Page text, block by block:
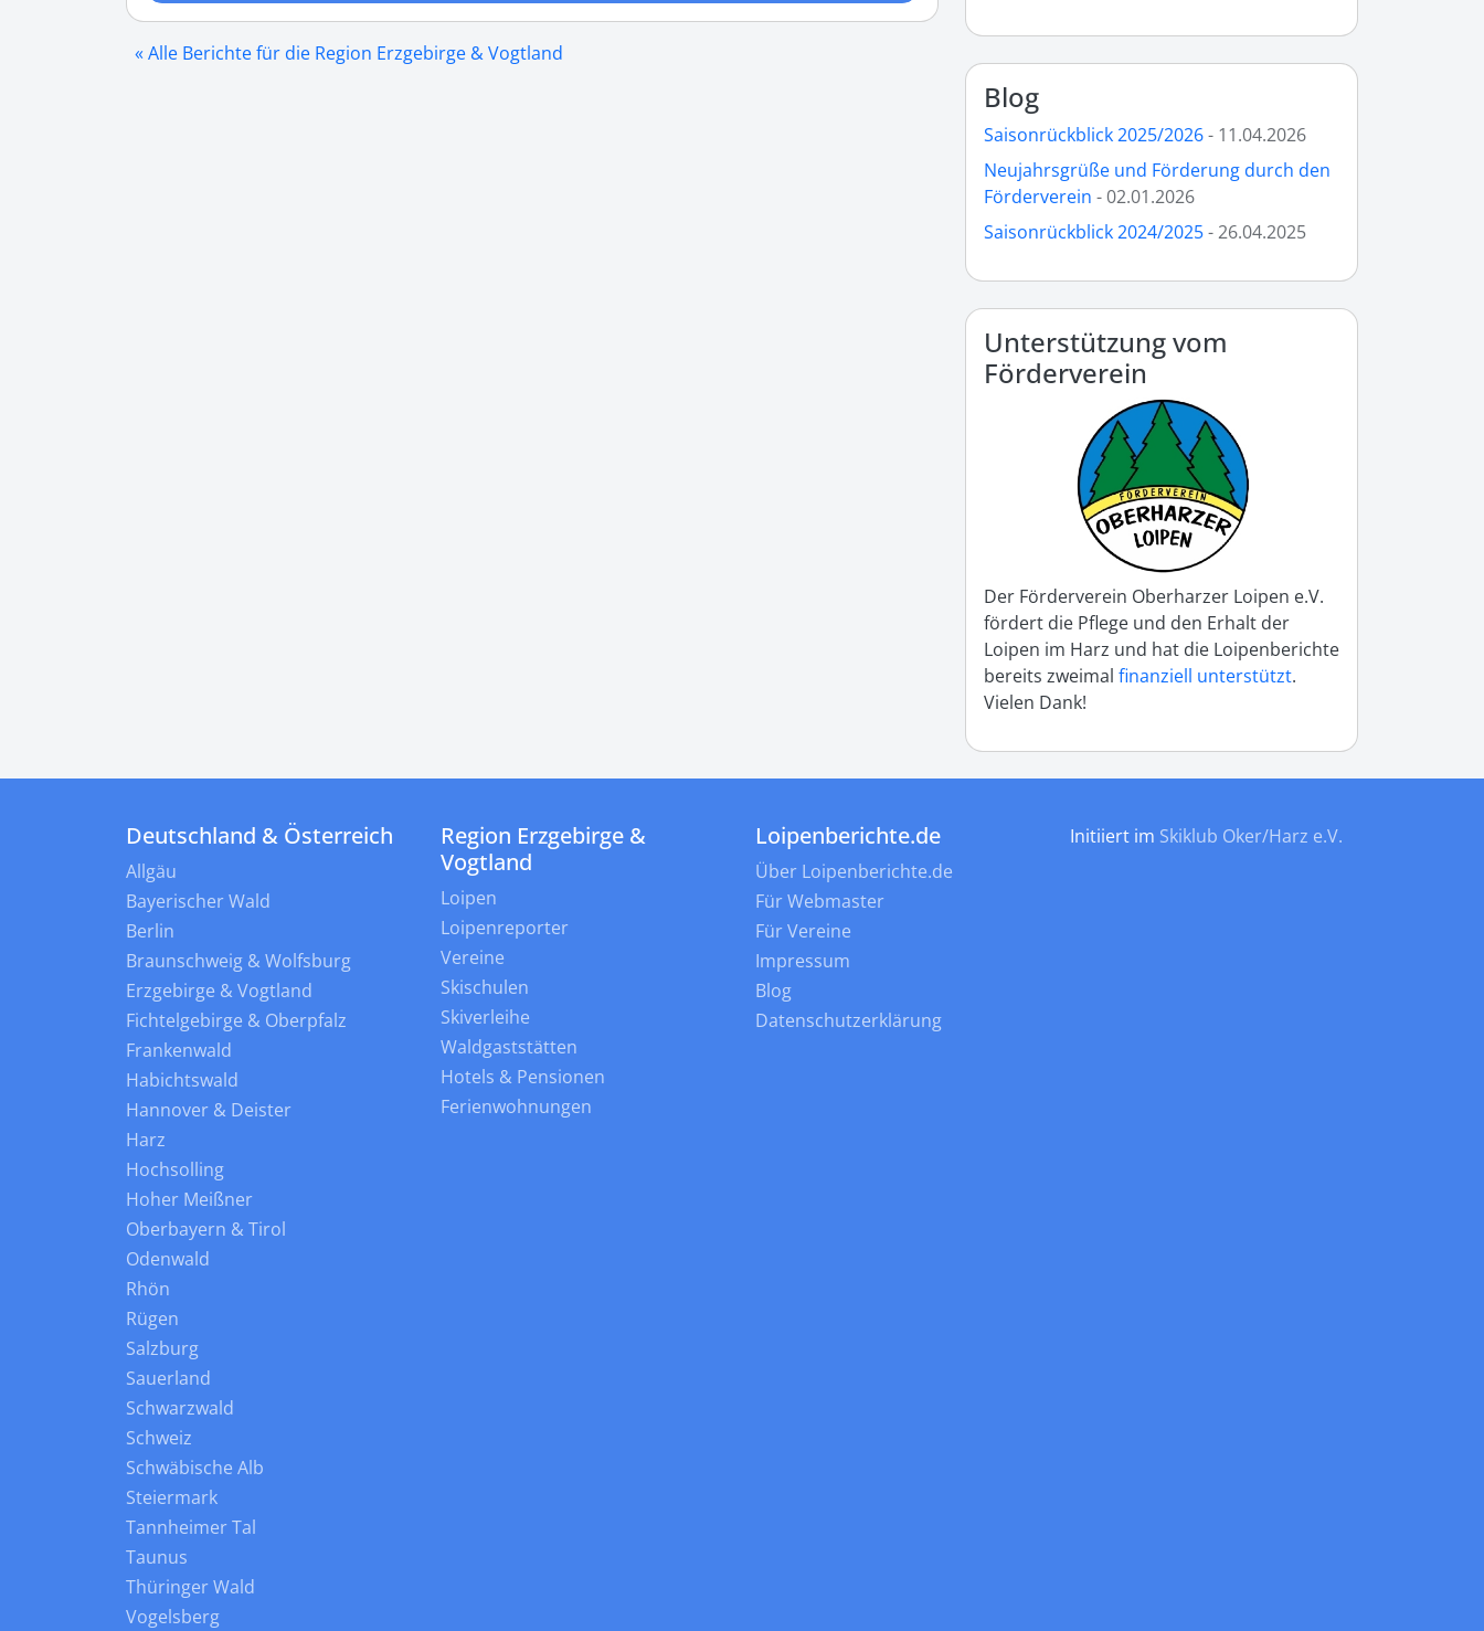
« Alle Berichte für die Region Erzgebirge & Vogtland
Blog
Saisonrückblick 2025/2026- 11.04.2026
Neujahrsgrüße und Förderung durch den
Förderverein - 02.01.2026
Saisonrückblick 2024/2025- 26.04.2025
Unterstützung vom
Förderverein
Der Förderverein Oberharzer Loipen e.V.
fördert die Pflege und den Erhalt der
Loipen im Harz und hat die Loipenberichte
bereits zweimal finanziell unterstützt.
Vielen Dank!
Deutschland & Österreich
Allgäu
Bayerischer Wald
Berlin
Braunschweig & Wolfsburg
Erzgebirge & Vogtland
Fichtelgebirge & Oberpfalz
Frankenwald
Habichtswald
Hannover & Deister
Harz
Hochsolling
Hoher Meißner
Oberbayern & Tirol
Odenwald
Rhön
Rügen
Salzburg
Sauerland
Schwarzwald
Schweiz
Schwäbische Alb
Steiermark
Tannheimer Tal
Taunus
Thüringer Wald
Vogelsberg
Region Erzgebirge &
Vogtland
Loipen
Loipenreporter
Vereine
Skischulen
Skiverleihe
Waldgaststätten
Hotels & Pensionen
Ferienwohnungen
Loipenberichte.de
Über Loipenberichte.de
Für Webmaster
Für Vereine
Impressum
Blog
Datenschutzerklärung
Initiiert im Skiklub Oker/Harz e.V.